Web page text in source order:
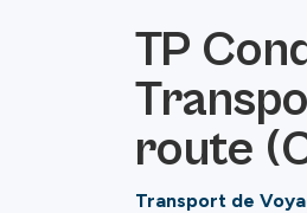
TP
route
Transport de